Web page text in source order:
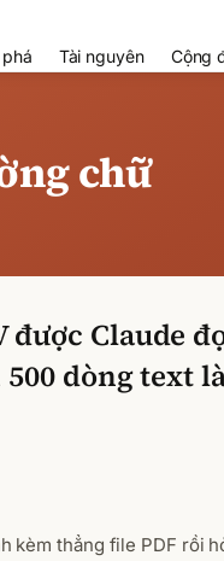
Tài nguyên Cộng
chữ
được Claude
500 dòng text
kèm thẳng file PDF rồi